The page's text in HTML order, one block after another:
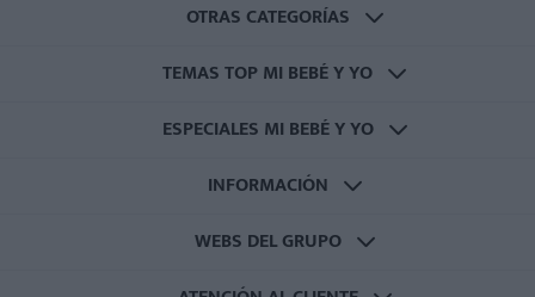
OTRAS CATEGORÍAS
TEMAS TOP MI BEBÉ Y YO
ESPECIALES MI BEBÉ Y YO
INFORMACIÓN
WEBS DEL GRUPO